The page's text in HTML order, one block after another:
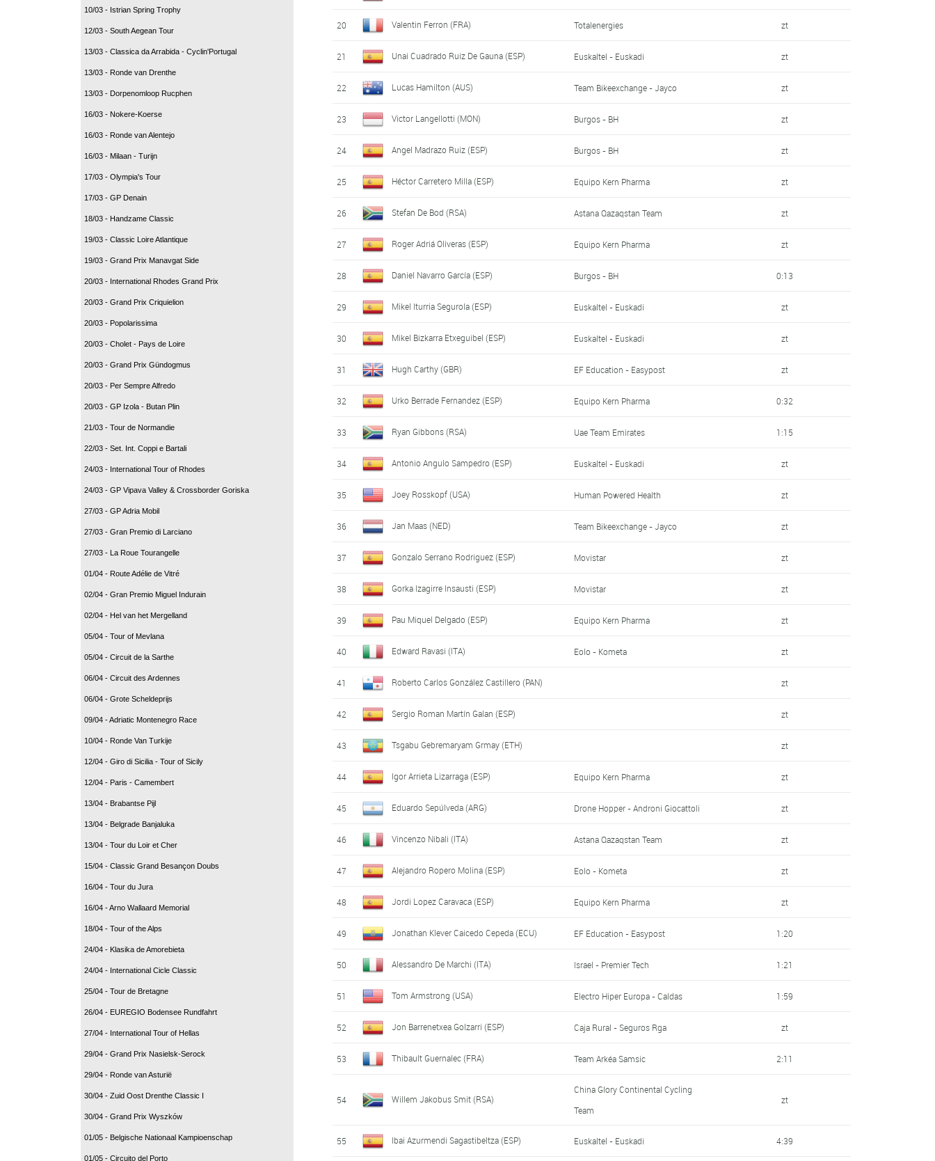
10/03 - Istrian Spring Trophy
12/03 - South Aegean Tour
13/03 - Classica da Arrabida - Cyclin'Portugal
13/03 - Ronde van Drenthe
13/03 - Dorpenomloop Rucphen
16/03 - Nokere-Koerse
16/03 - Ronde van Alentejo
16/03 - Milaan - Turijn
17/03 - Olympia's Tour
17/03 - GP Denain
18/03 - Handzame Classic
19/03 - Classic Loire Atlantique
19/03 - Grand Prix Manavgat Side
20/03 - International Rhodes Grand Prix
20/03 - Grand Prix Criquielion
20/03 - Popolarissima
20/03 - Cholet - Pays de Loire
20/03 - Grand Prix Gündogmus
20/03 - Per Sempre Alfredo
20/03 - GP Izola - Butan Plin
21/03 - Tour de Normandie
22/03 - Set. Int. Coppi e Bartali
24/03 - International Tour of Rhodes
24/03 - GP Vipava Valley & Crossborder Goriska
27/03 - GP Adria Mobil
27/03 - Gran Premio di Larciano
27/03 - La Roue Tourangelle
01/04 - Route Adélie de Vitré
02/04 - Gran Premio Miguel Indurain
02/04 - Hel van het Mergelland
05/04 - Tour of Mevlana
05/04 - Circuit de la Sarthe
06/04 - Circuit des Ardennes
06/04 - Grote Scheldeprijs
09/04 - Adriatic Montenegro Race
10/04 - Ronde Van Turkije
12/04 - Giro di Sicilia - Tour of Sicily
12/04 - Paris - Camembert
13/04 - Brabantse Pijl
13/04 - Belgrade Banjaluka
13/04 - Tour du Loir et Cher
15/04 - Classic Grand Besançon Doubs
16/04 - Tour du Jura
16/04 - Arno Wallaard Memorial
18/04 - Tour of the Alps
24/04 - Klasika de Amorebieta
24/04 - International Cicle Classic
25/04 - Tour de Bretagne
26/04 - EUREGIO Bodensee Rundfahrt
27/04 - International Tour of Hellas
29/04 - Grand Prix Nasielsk-Serock
29/04 - Ronde van Asturië
30/04 - Zuid Oost Drenthe Classic I
30/04 - Grand Prix Wyszków
01/05 - Belgische Nationaal Kampioenschap
01/05 - Circuito del Porto
20 Valentin Ferron (FRA) Totalenergies zt
21 Unai Cuadrado Ruiz De Gauna (ESP) Euskaltel - Euskadi zt
22 Lucas Hamilton (AUS) Team Bikeexchange - Jayco zt
23 Victor Langellotti (MON) Burgos - BH zt
24 Angel Madrazo Ruiz (ESP) Burgos - BH zt
25 Héctor Carretero Milla (ESP) Equipo Kern Pharma zt
26 Stefan De Bod (RSA) Astana Qazaqstan Team zt
27 Roger Adriá Oliveras (ESP) Equipo Kern Pharma zt
28 Daniel Navarro García (ESP) Burgos - BH 0:13
29 Mikel Iturria Segurola (ESP) Euskaltel - Euskadi zt
30 Mikel Bizkarra Etxeguibel (ESP) Euskaltel - Euskadi zt
31 Hugh Carthy (GBR) EF Education - Easypost zt
32 Urko Berrade Fernandez (ESP) Equipo Kern Pharma 0:32
33 Ryan Gibbons (RSA) Uae Team Emirates 1:15
34 Antonio Angulo Sampedro (ESP) Euskaltel - Euskadi zt
35 Joey Rosskopf (USA) Human Powered Health zt
36 Jan Maas (NED) Team Bikeexchange - Jayco zt
37 Gonzalo Serrano Rodriguez (ESP) Movistar zt
38 Gorka Izagirre Insausti (ESP) Movistar zt
39 Pau Miquel Delgado (ESP) Equipo Kern Pharma zt
40 Edward Ravasi (ITA) Eolo - Kometa zt
41 Roberto Carlos González Castillero (PAN) zt
42 Sergio Roman Martín Galan (ESP) zt
43 Tsgabu Gebremaryam Grmay (ETH) zt
44 Igor Arrieta Lizarraga (ESP) Equipo Kern Pharma zt
45 Eduardo Sepúlveda (ARG) Drone Hopper - Androni Giocattoli zt
46 Vincenzo Nibali (ITA) Astana Qazaqstan Team zt
47 Alejandro Ropero Molina (ESP) Eolo - Kometa zt
48 Jordi Lopez Caravaca (ESP) Equipo Kern Pharma zt
49 Jonathan Klever Caicedo Cepeda (ECU) EF Education - Easypost 1:20
50 Alessandro De Marchi (ITA) Israel - Premier Tech 1:21
51 Tom Armstrong (USA) Electro Hiper Europa - Caldas 1:59
52 Jon Barrenetxea Golzarri (ESP) Caja Rural - Seguros Rga zt
53 Thibault Guernalec (FRA) Team Arkéa Samsic 2:11
54 Willem Jakobus Smit (RSA)
China Glory Continental Cycling
Team
zt
55 Ibai Azurmendi Sagastibeltza (ESP) Euskaltel - Euskadi 4:39